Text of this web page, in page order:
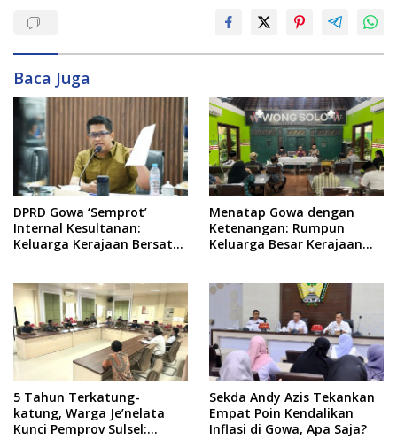
Baca Juga
DPRD Gowa ‘Semprot’
Internal Kesultanan:
Keluarga Kerajaan Bersatu
Menatap Gowa dengan
Ketenangan: Rumpun
Keluarga Besar Kerajaan
Jalur Musyawarah,
Ingatkan Soal Adat dan
Adab
5 Tahun Terkatung-
katung, Warga Je’nelata
Kunci Pemprov Sulsel:
Sekda Andy Azis Tekankan
Empat Poin Kendalikan
Inflasi di Gowa, Apa Saja?